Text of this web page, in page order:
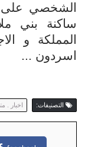
الشخصي على
ساكنة بني
المملكة و
اسردون ...
التصنيفات: اخبار .